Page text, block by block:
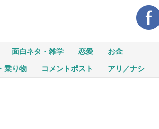
面白ネタ・雑学 恋愛 お金
乗り物 コメントポスト アリ／ナシ